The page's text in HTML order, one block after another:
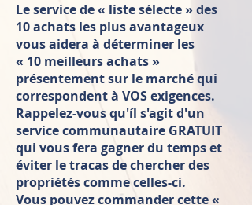
Le service de « liste sélecte » des
10 achats les plus avantageux
vous aidera à déterminer les
« 10 meilleurs achats »
présentement sur le marché qui
correspondent à VOS exigences.
Rappelez-vous qu'íl s'agit d'un
service communautaire GRATUIT
qui vous fera gagner du temps et
éviter le tracas de chercher des
propriétés comme celles-ci.
Vous pouvez commander cette «